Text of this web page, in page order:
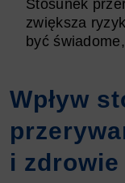
Stosunek
zwiększa
być
Wpływ
i